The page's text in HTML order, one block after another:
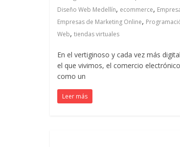
Actualidad
en
Colombia
Revista
iBlue
Diseño Web Medellín, ecommerce,
Empresas de Marketing Online,
Web, tiendas virtuales
En el vertiginoso y cada vez más
el que vivimos, el comercio
como un
Leer más